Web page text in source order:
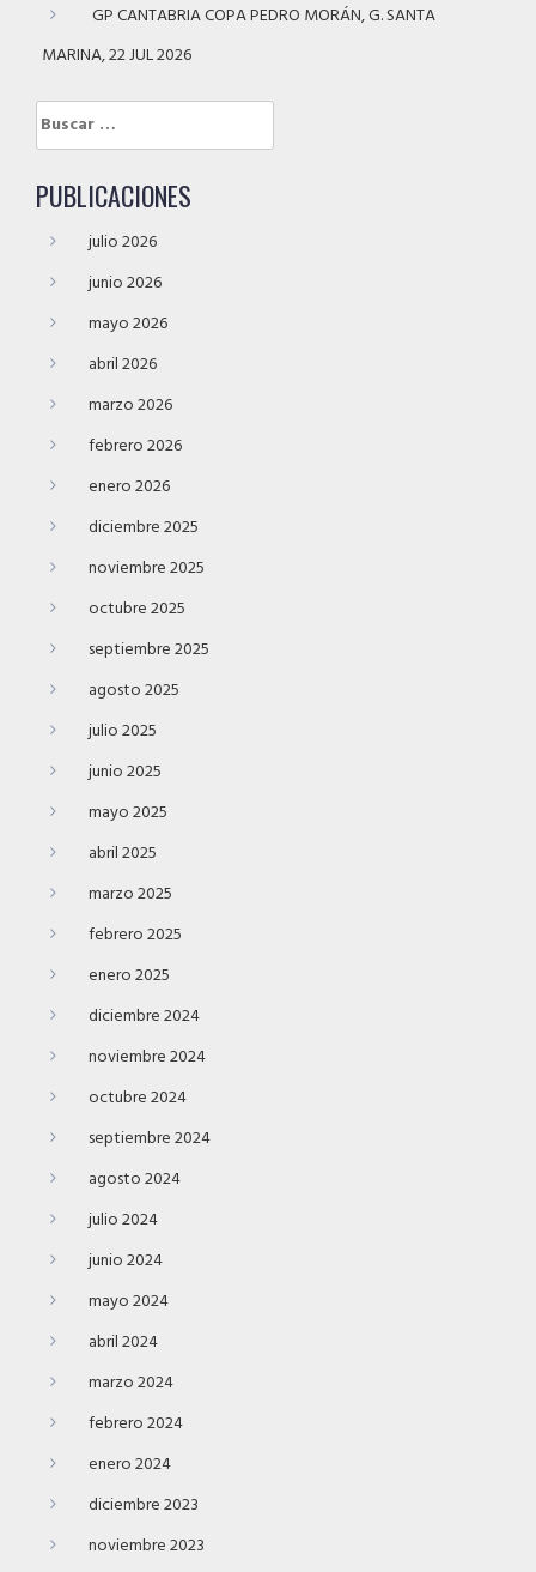
GP CANTABRIA COPA PEDRO MORÁN, G. SANTA
MARINA, 22 JUL 2026
Buscar:
PUBLICACIONES
julio 2026
junio 2026
mayo 2026
abril 2026
marzo 2026
febrero 2026
enero 2026
diciembre 2025
noviembre 2025
octubre 2025
septiembre 2025
agosto 2025
julio 2025
junio 2025
mayo 2025
abril 2025
marzo 2025
febrero 2025
enero 2025
diciembre 2024
noviembre 2024
octubre 2024
septiembre 2024
agosto 2024
julio 2024
junio 2024
mayo 2024
abril 2024
marzo 2024
febrero 2024
enero 2024
diciembre 2023
noviembre 2023